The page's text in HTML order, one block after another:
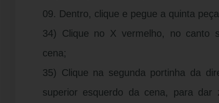
09. Dentro, clique e pegue a quinta
34) Clique no X vermelho, no canto
cena;
35) Clique na segunda portinha da
superior esquerdo da cena, para dar